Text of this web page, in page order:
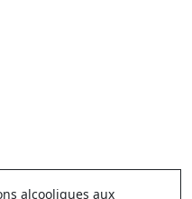
alcooliques aux